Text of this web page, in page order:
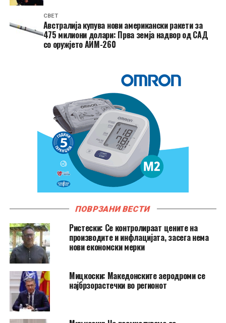
СВЕТ
Австралија купува нови американски ракети за
475 милиони долари: Прва земја надвор од САД
со оружјето АИМ-260
ПОВРЗАНИ ВЕСТИ
Ристески: Се контролираат цените на
производите и инфлацијата, засега нема
нови економски мерки
Мицкоски: Македонските аеродроми се
најбрзорастечки во регионот